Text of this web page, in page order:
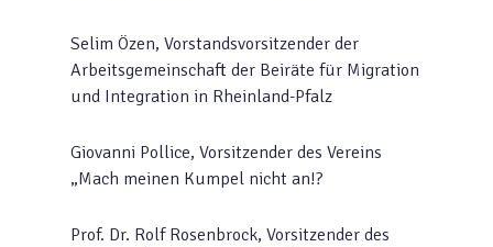
Selim Özen, Vorstandsvorsitzender der
Arbeitsgemeinschaft der Beiräte für Migration
und Integration in Rheinland-Pfalz
Giovanni Pollice, Vorsitzender des Vereins
„Mach meinen Kumpel nicht an!?
Prof. Dr. Rolf Rosenbrock, Vorsitzender des